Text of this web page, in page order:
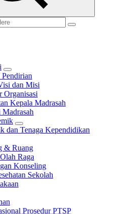
Pendirian
dan Misi
Organisasi
Kepala Madrasah
Madrasah
dan Tenaga Kependidikan
& Ruang
Raga
Konseling
Sekolah
Prosedur PTSP